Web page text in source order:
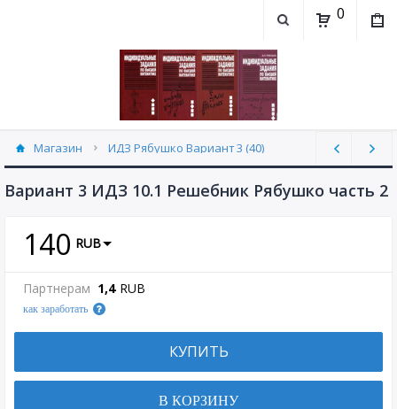
0
Магазин ИДЗ Рябушко Вариант 3 (40)
Вариант 3 ИДЗ 10.1 Решебник Рябушко часть 2
140 RUB
Партнерам 1,4 RUB
как заработать
КУПИТЬ
В КОРЗИНУ